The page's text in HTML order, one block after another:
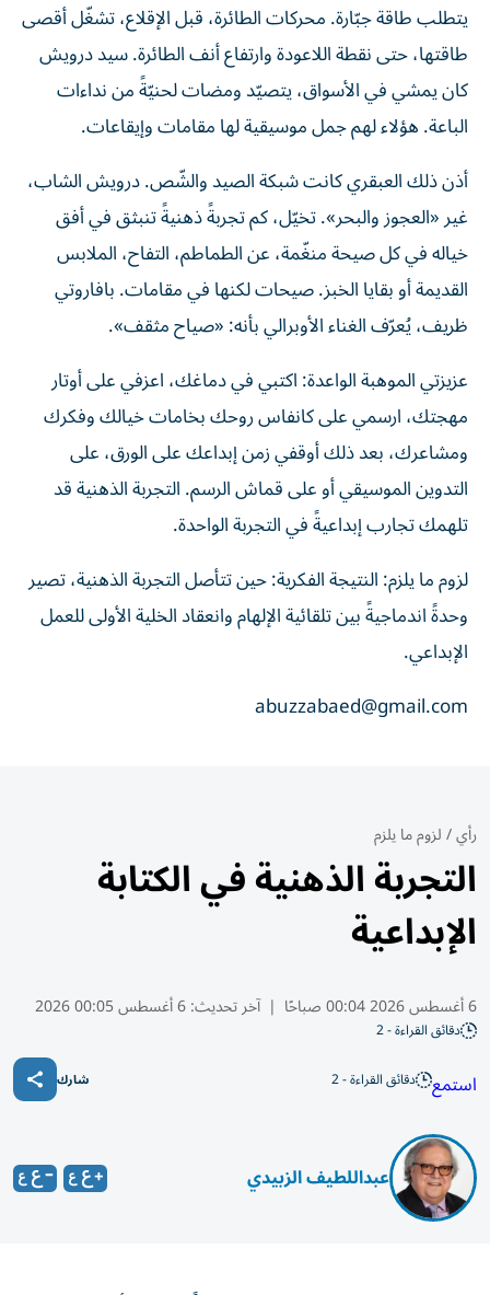
يتطلب طاقة جبّارة. محركات الطائرة، قبل الإقلاع، تشغّل أقصى
طاقتها، حتى نقطة اللاعودة وارتفاع أنف الطائرة. سيد درويش
كان يمشي في الأسواق، يتصيّد ومضات لحنيّةً من نداءات
الباعة. هؤلاء لهم جمل موسيقية لها مقامات وإيقاعات.
أذن ذلك العبقري كانت شبكة الصيد والشّص. درويش الشاب،
غير «العجوز والبحر». تخيّل، كم تجربةً ذهنيةً تنبثق في أفق
خياله في كل صيحة منغّمة، عن الطماطم، التفاح، الملابس
القديمة أو بقايا الخبز. صيحات لكنها في مقامات. بافاروتي
ظريف، يُعرّف الغناء الأوبرالي بأنه: «صياح مثقف».
عزيزتي الموهبة الواعدة: اكتبي في دماغك، اعزفي على أوتار
مهجتك، ارسمي على كانفاس روحك بخامات خيالك وفكرك
ومشاعرك، بعد ذلك أوقفي زمن إبداعك على الورق، على
التدوين الموسيقي أو على قماش الرسم. التجربة الذهنية قد
تلهمك تجارب إبداعيةً في التجربة الواحدة.
لزوم ما يلزم: النتيجة الفكرية: حين تتأصل التجربة الذهنية، تصير
وحدةً اندماجيةً بين تلقائية الإلهام وانعقاد الخلية الأولى للعمل
الإبداعي.
abuzzabaed@gmail.com
رأي/لزوم ما يلزم
التجربة الذهنية في الكتابة
الإبداعية
6 أغسطس 2026 00:04 صباحًا | آخر تحديث:6 أغسطس 00:05 2026
دقائق القراءة - 2
استمع دقائق القراءة - 2 شارك
عبداللطيف الزبيدي
هل وقعتِ عزيزتي الموهبة الواعدة، مرّةً في وهم أنك صرتِ